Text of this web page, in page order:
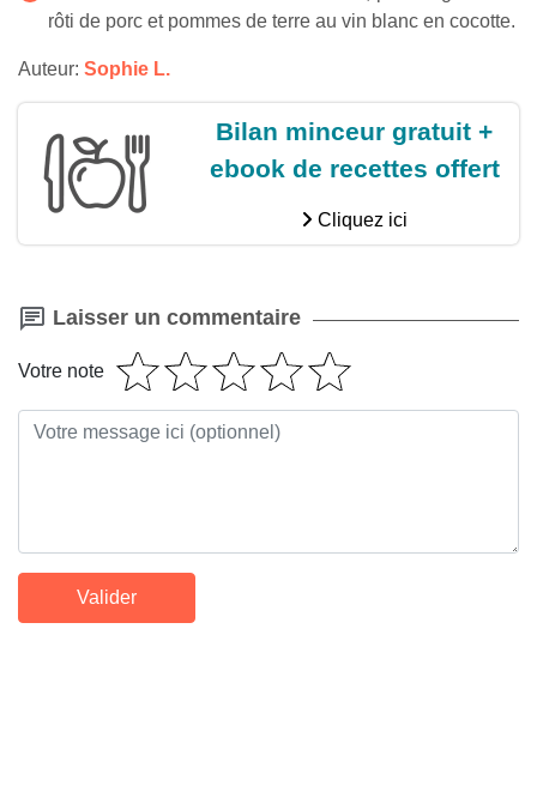
rôti de porc et pommes de terre au vin blanc en cocotte.
Auteur: Sophie L.
Bilan minceur gratuit +
ebook de recettes offert
Cliquez ici
Laisser un commentaire
Votre note